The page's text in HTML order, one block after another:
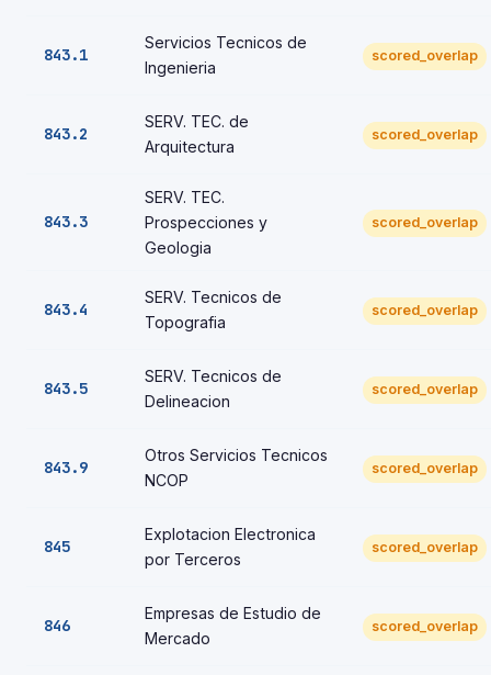
843.1
Servicios Tecnicos de
Ingenieria
scored_overlap
843.2
SERV. TEC. de
Arquitectura
scored_overlap
843.3
SERV. TEC.
Prospecciones y
Geologia
scored_overlap
843.4
SERV. Tecnicos de
Topografia
scored_overlap
843.5
SERV. Tecnicos de
Delineacion
scored_overlap
843.9
Otros Servicios Tecnicos
NCOP
scored_overlap
845
Explotacion Electronica
por Terceros
scored_overlap
846
Empresas de Estudio de
Mercado
scored_overlap